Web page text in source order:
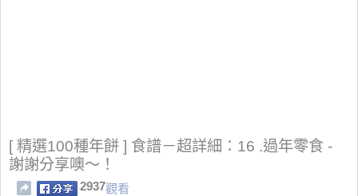
[ 精選100種年餅 ] 食譜－超詳細：16 .過年零食 -
謝謝分享噢～！
2937觀看